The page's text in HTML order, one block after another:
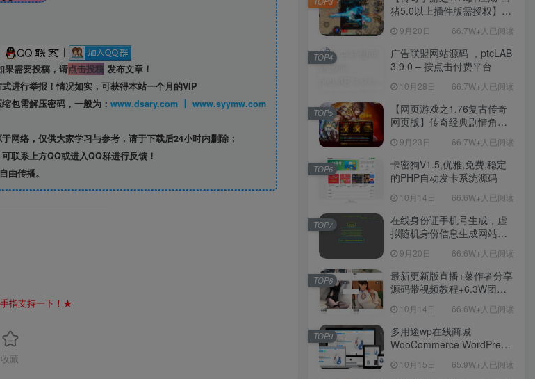
|
果需要投稿，请点击投稿发布文章！
进行举报！情况如实，可获得本站一个月的VIP
包需解压密码，一般为：
www.dsary.com 丨 www.syymw.com
网络，仅供大家学习与参考，请于下载后24小时内删除；
联系上方QQ或进入QQ群进行反馈！
由传播。
指支持一下！★
收藏
工具-安卓苹果IOS双端版
本！
猪5.0以上插件版需授权】三
手游-Win服务端源码视频架
设教程-新版GM多功能网页
授权物品后台-九层妖塔-法宠
系统-历练殿堂-尸家重地-GM
直冲网页后台-安卓苹果IOS
双端版本！
9月20日 66.7W+人已阅读
广告联盟网站源码 ，ptcLAB
3.9.0 – 按点击付费平台
10月28日 66.7W+人已阅读
TOP4
【网页游戏之1.76复古传奇
网页版】传奇经典剧情角色
Win服务端源码视频架设教
程！
9月23日 66.7W+人已阅读
TOP5
卡密狗V1.5,优雅,免费,稳定
的PHP自动发卡系统源码
10月14日 66.6W+人已阅读
TOP6
在线身份证手机号生成，虚
拟随机身份信息生成网站源
9月20日 66.6W+人已阅读
TOP7
最新更新版直播+菜作者分享
源码带视频教程+6.3W团购
【源码+教程】
10月14日 66.6W+人已阅读
TOP8
多用途wp在线商城
WooCommerce WordPress
10月15日 65.9W+人已阅读
TOP9